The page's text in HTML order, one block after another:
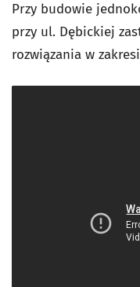
Przy budowie
przy ul. Dębickiej
rozwiązania w